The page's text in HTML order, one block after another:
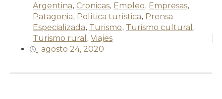
Argentina, Cronicas, Empleo, Empresas,
Patagonia, Política turística, Prensa
Especializada, Turismo, Turismo cultural ,
Turismo rural , Viajes
agosto 24, 2020